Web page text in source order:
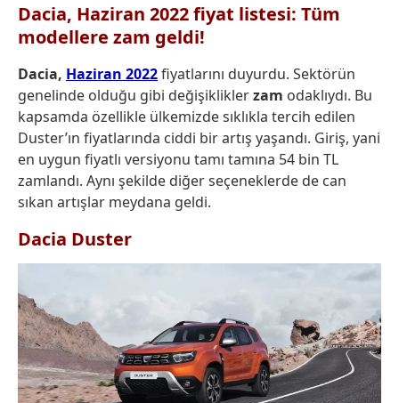
Dacia, Haziran 2022 fiyat listesi: Tüm
modellere zam geldi!
Dacia, Haziran 2022fiyatlarını duyurdu. Sektörün
genelinde olduğu gibi değişikliklerzam odaklıydı. Bu
kapsamda özellikle ülkemizde sıklıkla tercih edilen
Duster’ın fiyatlarında ciddi bir artış yaşandı. Giriş, yani
en uygun fiyatlı versiyonu tamı tamına 54 bin TL
zamlandı. Aynı şekilde diğer seçeneklerde de can
sıkan artışlar meydana geldi.
Dacia Duster